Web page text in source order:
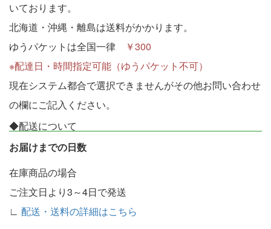
いております。
北海道・沖縄・離島は送料がかかります。
ゆうパケットは全国一律
￥300
※配達日・時間指定可能（ゆうパケット不可）
現在システム都合で選択できませんがその他お問い合わせ
の欄にご記入ください。
◆配送について
お届けまでの日数
在庫商品の場合
ご注文日より3～4日で発送
∟ 配送・送料の詳細はこちら